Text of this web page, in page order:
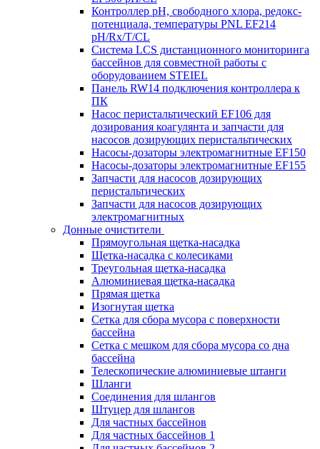
Контроллер рН, свободного хлора, редокс-
потенциала, температуры PNL EF214
pH/Rx/T/CL
Система LCS дистанционного мониторинга
бассейнов для совместной работы с
оборудованием STEIEL
Панель RW14 подключения контроллера к
ПК
Насос перистальтический EF106 для
дозирования коагулянта и запчасти для
насосов дозирующих перистальтических
Насосы-дозаторы электромагнитные EF150
Насосы-дозаторы электромагнитные EF155
Запчасти для насосов дозирующих
перистальтических
Запчасти для насосов дозирующих
электромагнитных
Донные очистители
Прямоугольная щетка-насадка
Щетка-насадка с колесиками
Треугольная щетка-насадка
Алюминиевая щетка-насадка
Прямая щетка
Изогнутая щетка
Сетка для сбора мусора с поверхности
бассейна
Сетка с мешком для сбора мусора со дна
бассейна
Телескопические алюминиевые штанги
Шланги
Соединения для шлангов
Штуцер для шлангов
Для частных бассейнов
Для частных бассейнов 1